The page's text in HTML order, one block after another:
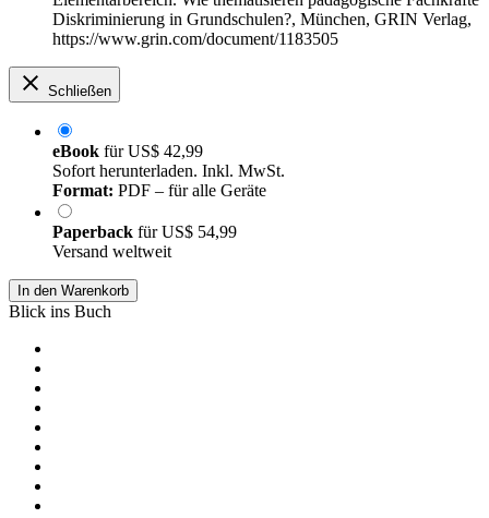
Diskriminierung in Grundschulen?, München, GRIN Verlag,
https://www.grin.com/document/1183505
Schließen
eBook fürUS$ 42,99
Sofort herunterladen. Inkl. MwSt.
Format: PDF – für alle Geräte
Paperback fürUS$ 54,99
Versand weltweit
In den Warenkorb
Blick ins Buch